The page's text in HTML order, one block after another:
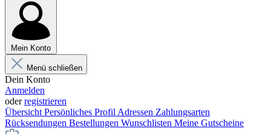
Mein Konto
Menü schließen
Dein Konto
Anmelden
oderregistrieren
Übersicht Persönliches Profil Adressen Zahlungsarten
Rücksendungen Bestellungen Wunschlisten Meine Gutscheine